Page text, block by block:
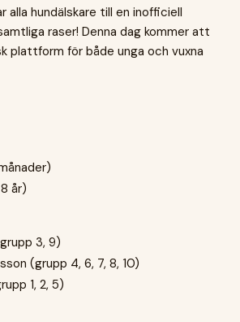
alla hundälskare till en inofficiell
raser! Denna dag kommer att
plattform för både unga och vuxna
år)
3, 9)
(grupp 4, 6, 7, 8, 10)
1, 2, 5)